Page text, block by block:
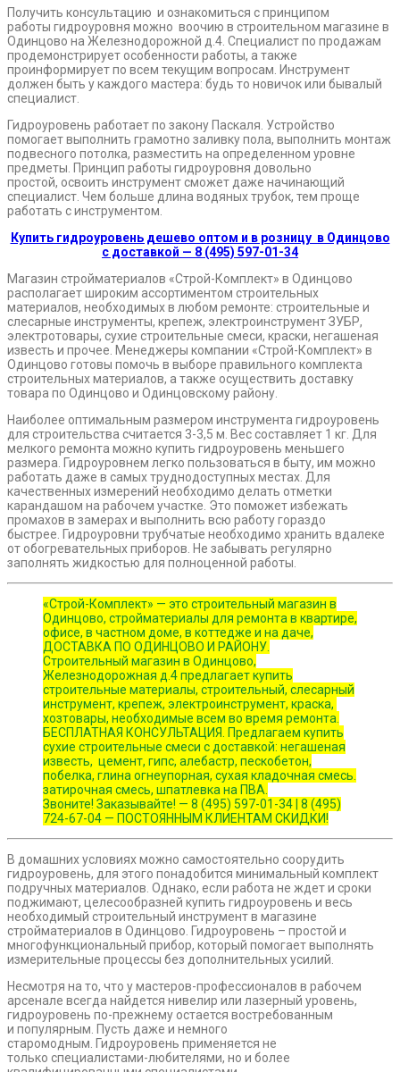
Получить консультацию и ознакомиться с принципом
работы гидроуровня можно воочию в строительном магазине в
Одинцово на Железнодорожной д.4. Специалист по продажам
продемонстрирует особенности работы, а также
проинформирует по всем текущим вопросам. Инструмент
должен быть у каждого мастера: будь то новичок или бывалый
специалист.
Гидроуровень работает по закону Паскаля. Устройство
помогает выполнить грамотно заливку пола, выполнить монтаж
подвесного потолка, разместить на определенном уровне
предметы. Принцип работы гидроуровня довольно
простой, освоить инструмент сможет даже начинающий
специалист. Чем больше длина водяных трубок, тем проще
работать с инструментом.
Купить гидроуровень дешево оптом и в розницу в Одинцово
с доставкой — 8 (495) 597-01-34
Магазин стройматериалов «Строй-Комплект» в Одинцово
располагает широким ассортиментом строительных
материалов, необходимых в любом ремонте: строительные и
слесарные инструменты, крепеж, электроинструмент ЗУБР,
электротовары, сухие строительные смеси, краски, негашеная
известь и прочее. Менеджеры компании «Строй-Комплект» в
Одинцово готовы помочь в выборе правильного комплекта
строительных материалов, а также осуществить доставку
товара по Одинцово и Одинцовскому району.
Наиболее оптимальным размером инструмента гидроуровень
для строительства считается 3-3,5 м. Вес составляет 1 кг. Для
мелкого ремонта можно купить гидроуровень меньшего
размера. Гидроуровнем легко пользоваться в быту, им можно
работать даже в самых труднодоступных местах. Для
качественных измерений необходимо делать отметки
карандашом на рабочем участке. Это поможет избежать
промахов в замерах и выполнить всю работу гораздо
быстрее. Гидроуровни трубчатые необходимо хранить вдалеке
от обогревательных приборов. Не забывать регулярно
заполнять жидкостью для полноценной работы.
«Строй-Комплект» — это строительный магазин в
Одинцово, стройматериалы для ремонта в квартире,
офисе, в частном доме, в коттедже и на даче,
ДОСТАВКА ПО ОДИНЦОВО И РАЙОНУ.
Строительный магазин в Одинцово,
Железнодорожная д.4 предлагает купить
строительные материалы, строительный, слесарный
инструмент, крепеж, электроинструмент, краска,
хозтовары, необходимые всем во время ремонта.
БЕСПЛАТНАЯ КОНСУЛЬТАЦИЯ. Предлагаем купить
сухие строительные смеси с доставкой: негашеная
известь, цемент, гипс, алебастр, пескобетон,
побелка, глина огнеупорная, сухая кладочная смесь.
затирочная смесь, шпатлевка на ПВА.
Звоните! Заказывайте! — 8 (495) 597-01-34 | 8 (495)
724-67-04 — ПОСТОЯННЫМ КЛИЕНТАМ СКИДКИ!
В домашних условиях можно самостоятельно соорудить
гидроуровень, для этого понадобится минимальный комплект
подручных материалов. Однако, если работа не ждет и сроки
поджимают, целесообразней купить гидроуровень и весь
необходимый строительный инструмент в магазине
стройматериалов в Одинцово. Гидроуровень – простой и
многофункциональный прибор, который помогает выполнять
измерительные процессы без дополнительных усилий.
Несмотря на то, что у мастеров-профессионалов в рабочем
арсенале всегда найдется нивелир или лазерный уровень,
гидроуровень по-прежнему остается востребованным
и популярным. Пусть даже и немного
старомодным. Гидроуровень применяется не
только специалистами-любителями, но и более